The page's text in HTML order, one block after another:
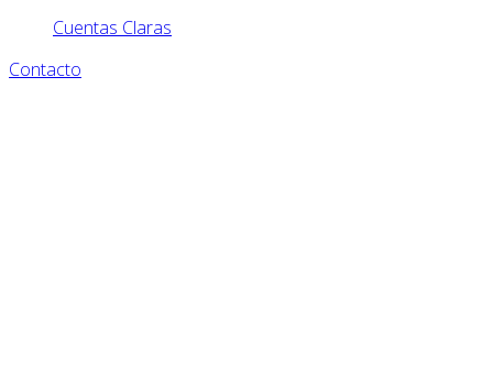
Cuentas Claras
Contacto